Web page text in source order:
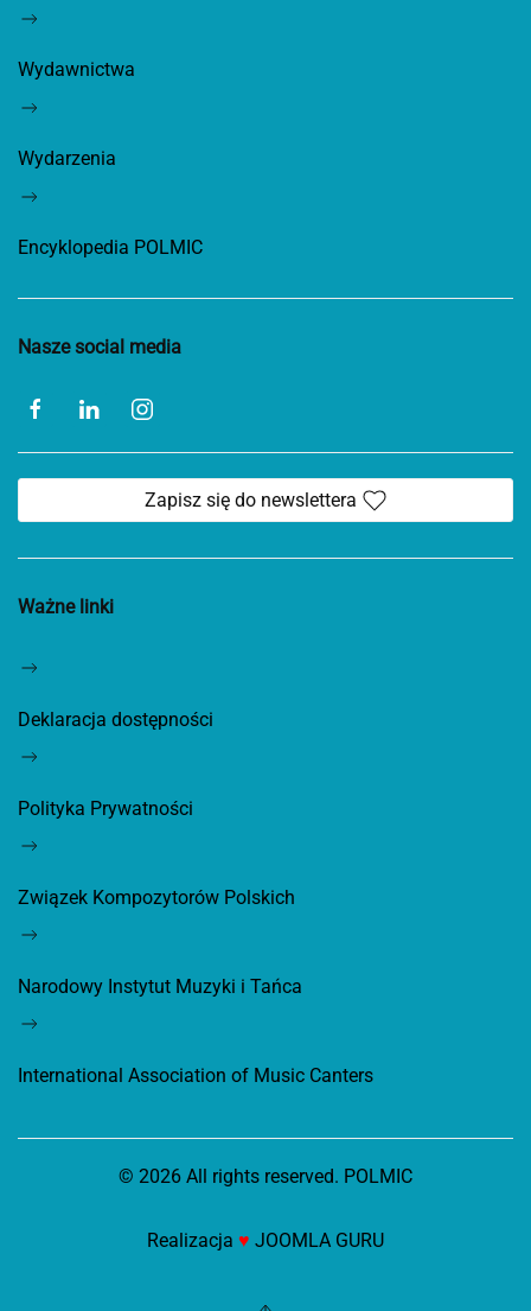
Wydawnictwa
Wydarzenia
Encyklopedia POLMIC
Nasze social media
Zapisz się do newslettera
Ważne linki
Deklaracja dostępności
Polityka Prywatności
Związek Kompozytorów Polskich
Narodowy Instytut Muzyki i Tańca
International Association of Music Canters
© 2026 All rights reserved. POLMIC
Realizacja ♥ JOOMLA GURU